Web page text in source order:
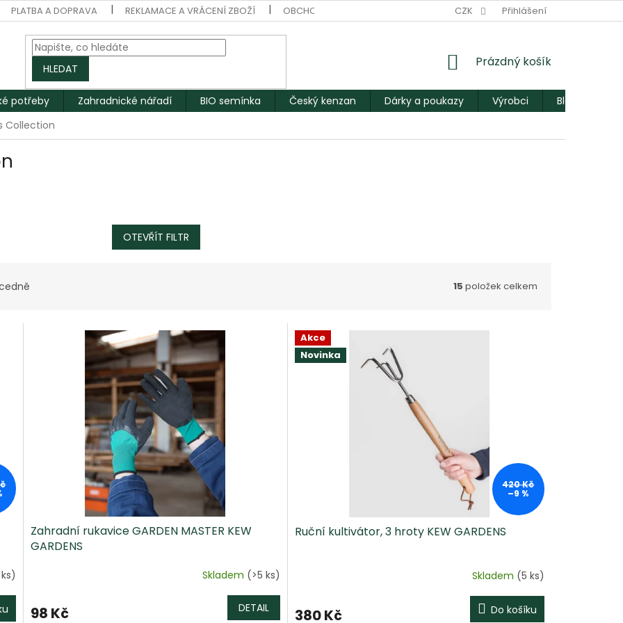
PLATBA A DOPRAVA REKLAMACE A VRÁCENÍ ZBOŽÍ OBCHODNÍ PODMÍNKY PODMÍNKY OCHRANY OSOBNÍCH ÚDAJŮ
CZK Přihlášení
HLEDAT
NÁKUPNÍ
Prázdný košík
potřeby Zahradnické nářadí BIO semínka Český kenzan Dárky a poukazy Výrobci
Blog
Collection
OTEVŘÍT FILTR
15 položek celkem
Zahradní rukavice GARDEN MASTER KEW
GARDENS
Skladem (>5 ks)
98 Kč DETAIL
Akce
Novinka
420 Kč
–9 %
Ruční kultivátor, 3 hroty KEW GARDENS
Skladem (5 ks)
380 Kč Do košíku